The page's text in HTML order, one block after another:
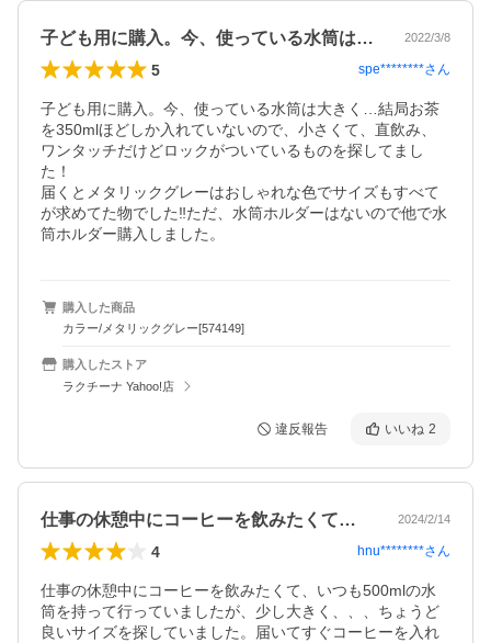
子ども用に購入。今、使っている水筒は大… 2022/3/8
5 spe********さん
子ども用に購入。今、使っている水筒は大きく…結局お茶
を350mlほどしか入れていないので、小さくて、直飲み、
ワンタッチだけどロックがついているものを探してまし
た！
届くとメタリックグレーはおしゃれな色でサイズもすべて
が求めてた物でした‼︎ただ、水筒ホルダーはないので他で水
筒ホルダー購入しました。
購入した商品
カラー/メタリックグレー[574149]
購入したストア
ラクチーナ Yahoo!店
違反報告 いいね 2
仕事の休憩中にコーヒーを飲みたくて、い… 2024/2/14
4 hnu********さん
仕事の休憩中にコーヒーを飲みたくて、いつも500mlの水
筒を持って行っていましたが、少し大きく、、、ちょうど
良いサイズを探していました。届いてすぐコーヒーを入れ